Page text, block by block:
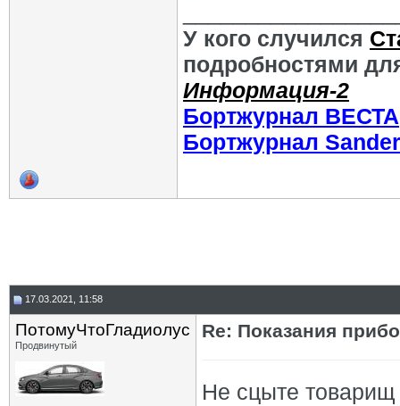
У кого случился
подробностями
Информация-2
Бортжурнал ВЕСТА
Бортжурнал
17.03.2021, 11:58
ПотомуЧтоГладиолус
Продвинутый
Re: Показания
Не сцыте